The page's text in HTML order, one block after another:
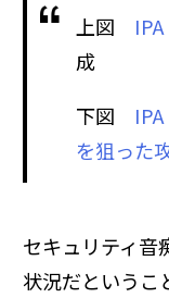
上図
成
下図
を狙った
セキュリティ音
状況だというこ